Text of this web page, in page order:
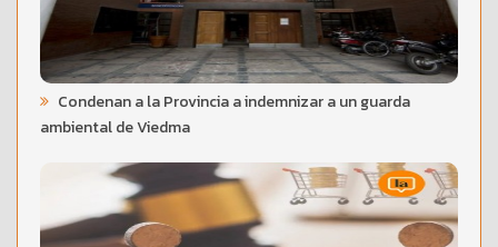
Condenan a la Provincia a indemnizar a un guarda
ambiental de Viedma